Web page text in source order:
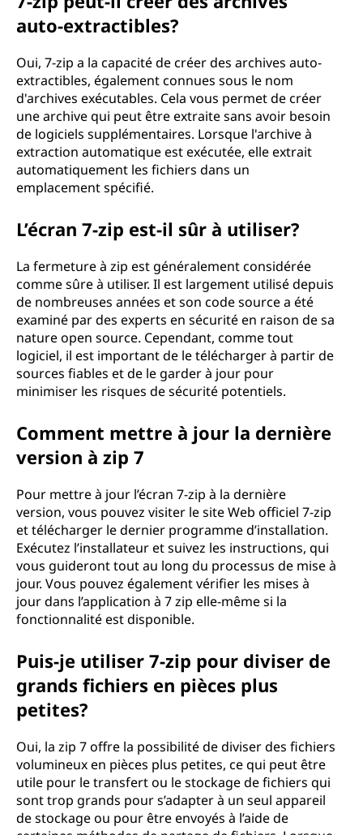
auto-extractibles?
Oui, 7-zip a la capacité de créer des archives auto-
extractibles, également connues sous le nom
d'archives exécutables. Cela vous permet de créer
une archive qui peut être extraite sans avoir besoin
de logiciels supplémentaires. Lorsque l'archive à
extraction automatique est exécutée, elle extrait
automatiquement les fichiers dans un
emplacement spécifié.
L’écran 7-zip est-il sûr à utiliser?
La fermeture à zip est généralement considérée
comme sûre à utiliser. Il est largement utilisé depuis
de nombreuses années et son code source a été
examiné par des experts en sécurité en raison de sa
nature open source. Cependant, comme tout
logiciel, il est important de le télécharger à partir de
sources fiables et de le garder à jour pour
minimiser les risques de sécurité potentiels.
Comment mettre à jour la dernière
version à zip 7
Pour mettre à jour l’écran 7-zip à la dernière
version, vous pouvez visiter le site Web officiel 7-zip
et télécharger le dernier programme d’installation.
Exécutez l’installateur et suivez les instructions, qui
vous guideront tout au long du processus de mise à
jour. Vous pouvez également vérifier les mises à
jour dans l’application à 7 zip elle-même si la
fonctionnalité est disponible.
Puis-je utiliser 7-zip pour diviser de
grands fichiers en pièces plus
petites?
Oui, la zip 7 offre la possibilité de diviser des fichiers
volumineux en pièces plus petites, ce qui peut être
utile pour le transfert ou le stockage de fichiers qui
sont trop grands pour s’adapter à un seul appareil
de stockage ou pour être envoyés à l’aide de